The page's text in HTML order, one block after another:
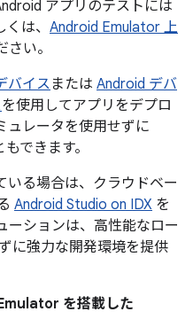
アプリのテストには
は、 Android Emulator 上
さい。
バイス または Android デバ
を使用してアプリをデプロ
ュレータを使用せずに
できます。
いる場合は、クラウドベー
Android Studio on IDX を
ーションは、高性能なロー
に強力な開発環境を提供
を搭載した